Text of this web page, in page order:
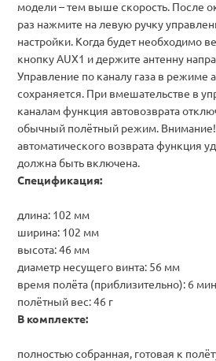
модели – тем выше скорость. После
раз нажмите на левую ручку
настройки. Когда будет необходимо
кнопку AUX1 и держите антенну
Управление по каналу газа в режиме
сохраняется. При вмешательстве в
каналам функция автовозврата
обычный полётный режим. Внимание!
автоматического возврата функция
должна быть включена.
Спецификация:
длина: 102 мм
ширина: 102 мм
высота: 46 мм
диаметр несущего винта: 56 мм
время полёта (приблизительно): 6 мин
полётный вес: 46 г
В комплекте:
полностью собранная, готовая к